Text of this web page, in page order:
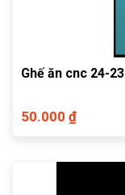
Ghế ăn cnc 24-23
50.000 ₫